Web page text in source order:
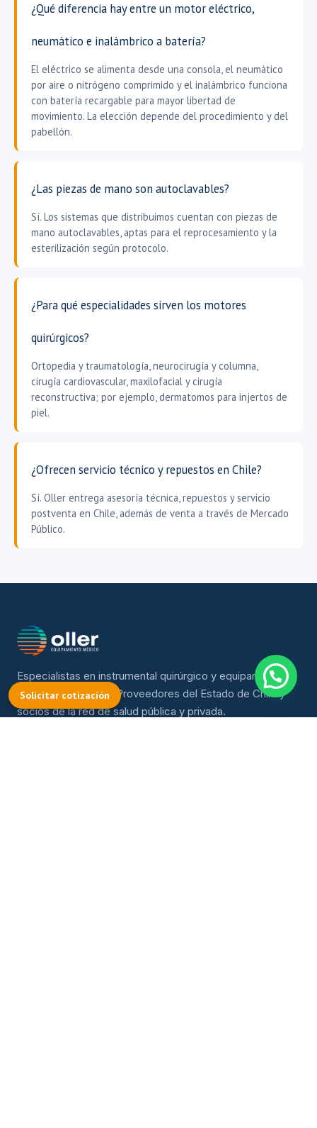
¿Qué diferencia hay entre un motor eléctrico,
neumático e inalámbrico a batería?
El eléctrico se alimenta desde una consola, el neumático
por aire o nitrógeno comprimido y el inalámbrico funciona
con batería recargable para mayor libertad de
movimiento. La elección depende del procedimiento y del
pabellón.
¿Las piezas de mano son autoclavables?
Sí. Los sistemas que distribuimos cuentan con piezas de
mano autoclavables, aptas para el reprocesamiento y la
esterilización según protocolo.
¿Para qué especialidades sirven los motores
quirúrgicos?
Ortopedia y traumatología, neurocirugía y columna,
cirugía cardiovascular, maxilofacial y cirugía
reconstructiva; por ejemplo, dermatomos para injertos de
piel.
¿Ofrecen servicio técnico y repuestos en Chile?
Sí. Oller entrega asesoría técnica, repuestos y servicio
postventa en Chile, además de venta a través de Mercado
Público.
Especialistas en instrumental quirúrgico y equipamiento
médico desde 1981. Proveedores del Estado de Chile y
socios de la red de salud pública y privada.
Solicitar cotización